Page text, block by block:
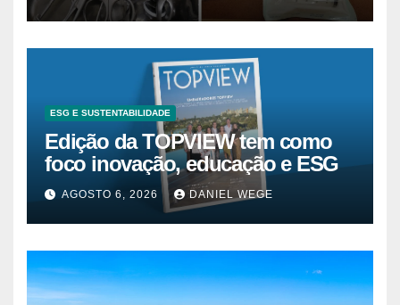
ESG E SUSTENTABILIDADE
Edição da TOPVIEW tem como
foco inovação, educação e ESG
AGOSTO 6, 2026 DANIEL WEGE